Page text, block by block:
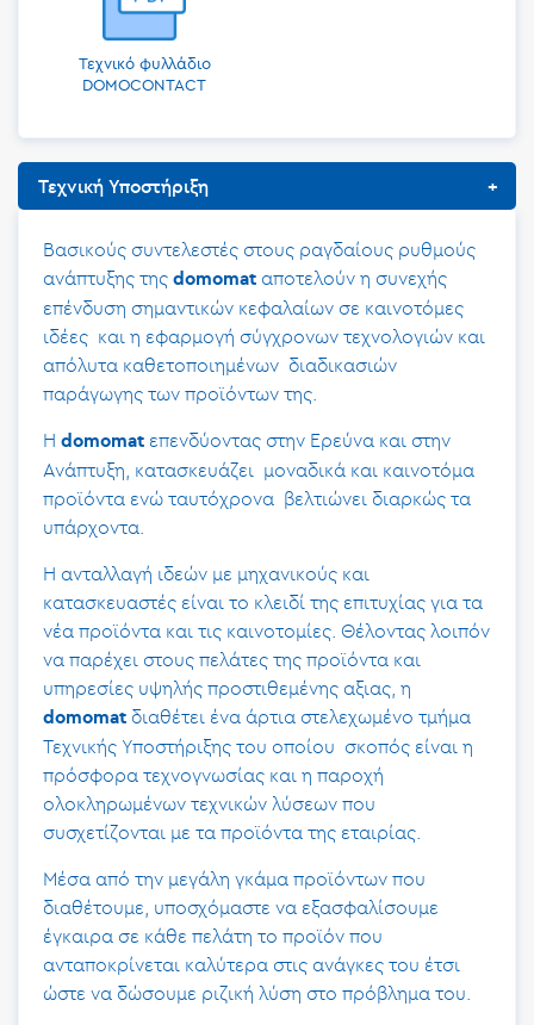
Τεχνικό φυλλάδιο
DOMOCONTACT
Τεχνική Υποστήριξη
Βασικούς συντελεστές στους ραγδαίους ρυθμούς
ανάπτυξης της domomat αποτελούν η συνεχής
επένδυση σημαντικών κεφαλαίων σε καινοτόμες
ιδέες και η εφαρμογή σύγχρονων τεχνολογιών και
απόλυτα καθετοποιημένων διαδικασιών
παράγωγης των προϊόντων της.
Η domomat επενδύοντας στην Ερεύνα και στην
Ανάπτυξη, κατασκευάζει μοναδικά και καινοτόμα
προϊόντα ενώ ταυτόχρονα βελτιώνει διαρκώς τα
υπάρχοντα.
Η ανταλλαγή ιδεών με μηχανικούς και
κατασκευαστές είναι το κλειδί της επιτυχίας για τα
νέα προϊόντα και τις καινοτομίες. Θέλοντας λοιπόν
να παρέχει στους πελάτες της προϊόντα και
υπηρεσίες υψηλής προστιθεμένης αξιας, η
domomat διαθέτει ένα άρτια στελεχωμένο τμήμα
Τεχνικής Υποστήριξης του οποίου σκοπός είναι η
πρόσφορα τεχνογνωσίας και η παροχή
ολοκληρωμένων τεχνικών λύσεων που
συσχετίζονται με τα προϊόντα της εταιρίας.
Μέσα από την μεγάλη γκάμα προϊόντων που
διαθέτουμε, υποσχόμαστε να εξασφαλίσουμε
έγκαιρα σε κάθε πελάτη το προϊόν που
ανταποκρίνεται καλύτερα στις ανάγκες του έτσι
ώστε να δώσουμε ριζική λύση στο πρόβλημα του.